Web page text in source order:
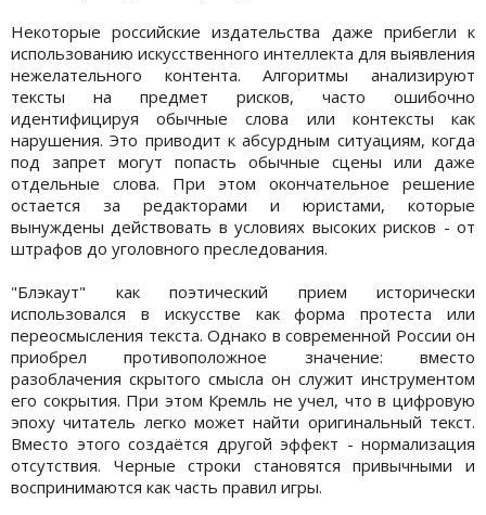
Некоторые российские издательства даже прибегли к
использованию искусственного интеллекта для выявления
нежелательного контента. Алгоритмы анализируют
тексты на предмет рисков, часто ошибочно
идентифицируя обычные слова или контексты как
нарушения. Это приводит к абсурдным ситуациям, когда
под запрет могут попасть обычные сцены или даже
отдельные слова. При этом окончательное решение
остается за редакторами и юристами, которые
вынуждены действовать в условиях высоких рисков - от
штрафов до уголовного преследования.
"Блэкаут" как поэтический прием исторически
использовался в искусстве как форма протеста или
переосмысления текста. Однако в современной России он
приобрел противоположное значение: вместо
разоблачения скрытого смысла он служит инструментом
его сокрытия. При этом Кремль не учел, что в цифровую
эпоху читатель легко может найти оригинальный текст.
Вместо этого создаётся другой эффект - нормализация
отсутствия. Черные строки становятся привычными и
воспринимаются как часть правил игры.